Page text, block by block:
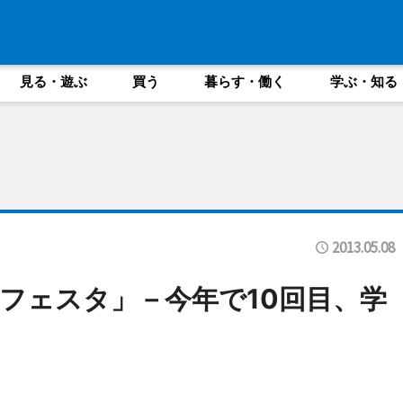
見る・遊ぶ 買う 暮らす・働く 学ぶ・知る
2013.05.08
ェスタ」－今年で10回目、学